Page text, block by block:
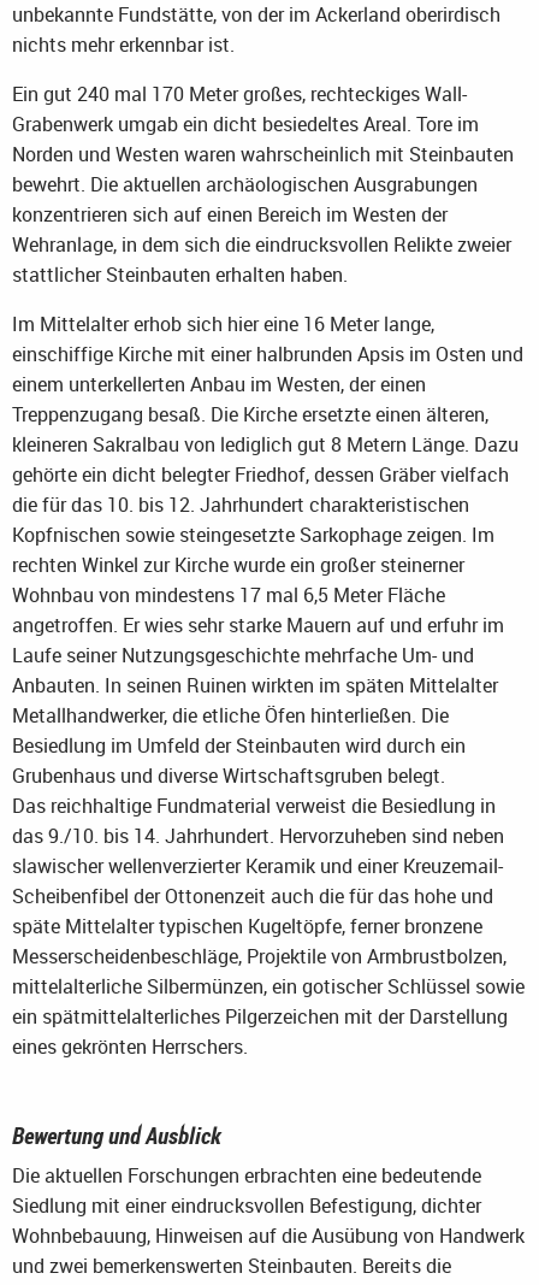
unbekannte Fundstätte, von der im Ackerland oberirdisch
nichts mehr erkennbar ist.
Ein gut 240 mal 170 Meter großes, rechteckiges Wall-
Grabenwerk umgab ein dicht besiedeltes Areal. Tore im
Norden und Westen waren wahrscheinlich mit Steinbauten
bewehrt. Die aktuellen archäologischen Ausgrabungen
konzentrieren sich auf einen Bereich im Westen der
Wehranlage, in dem sich die eindrucksvollen Relikte zweier
stattlicher Steinbauten erhalten haben.
Im Mittelalter erhob sich hier eine 16 Meter lange,
einschiffige Kirche mit einer halbrunden Apsis im Osten und
einem unterkellerten Anbau im Westen, der einen
Treppenzugang besaß. Die Kirche ersetzte einen älteren,
kleineren Sakralbau von lediglich gut 8 Metern Länge. Dazu
gehörte ein dicht belegter Friedhof, dessen Gräber vielfach
die für das 10. bis 12. Jahrhundert charakteristischen
Kopfnischen sowie steingesetzte Sarkophage zeigen. Im
rechten Winkel zur Kirche wurde ein großer steinerner
Wohnbau von mindestens 17 mal 6,5 Meter Fläche
angetroffen. Er wies sehr starke Mauern auf und erfuhr im
Laufe seiner Nutzungsgeschichte mehrfache Um- und
Anbauten. In seinen Ruinen wirkten im späten Mittelalter
Metallhandwerker, die etliche Öfen hinterließen. Die
Besiedlung im Umfeld der Steinbauten wird durch ein
Grubenhaus und diverse Wirtschaftsgruben belegt.
Das reichhaltige Fundmaterial verweist die Besiedlung in
das 9./10. bis 14. Jahrhundert. Hervorzuheben sind neben
slawischer wellenverzierter Keramik und einer Kreuzemail-
Scheibenfibel der Ottonenzeit auch die für das hohe und
späte Mittelalter typischen Kugeltöpfe, ferner bronzene
Messerscheidenbeschläge, Projektile von Armbrustbolzen,
mittelalterliche Silbermünzen, ein gotischer Schlüssel sowie
ein spätmittelalterliches Pilgerzeichen mit der Darstellung
eines gekrönten Herrschers.
Bewertung und Ausblick
Die aktuellen Forschungen erbrachten eine bedeutende
Siedlung mit einer eindrucksvollen Befestigung, dichter
Wohnbebauung, Hinweisen auf die Ausübung von Handwerk
und zwei bemerkenswerten Steinbauten. Bereits die